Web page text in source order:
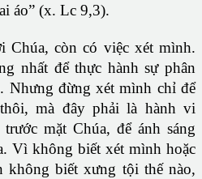
áo” (x. Lc 9,3).
Chúa, còn có việc xét mình.
nhất để thực hành sự phân
Nhưng đừng xét mình chỉ để
mà đây phải là hành vi
mặt Chúa, để ánh sáng
Vì không biết xét mình hoặc
không biết xưng tội thế nào,